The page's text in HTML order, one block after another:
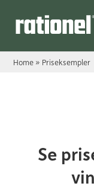
Home » Priseksempler
Se